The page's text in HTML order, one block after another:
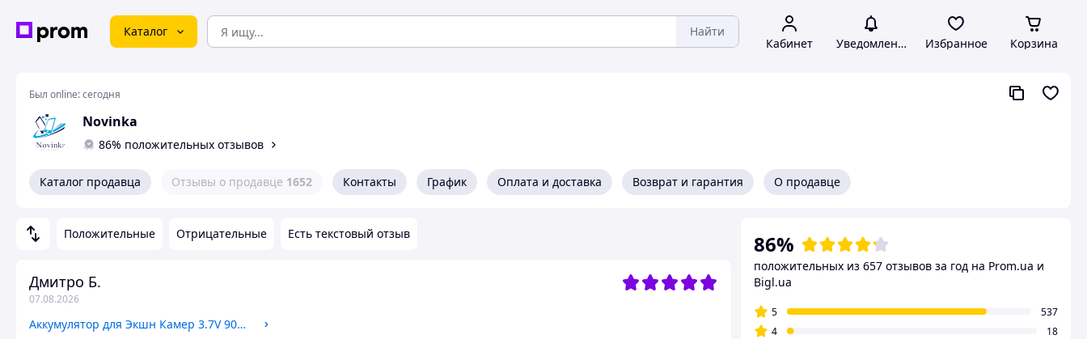
Каталог Найти
Кабинет Уведомления Избранное Корзина
Был online:сегодня
Novinka
86% положительных отзывов
Каталог продавца Отзывы о продавце 1652 Контакты График Оплата и доставка Возврат и гарантия О продавце
Положительные Отрицательные Есть текстовый отзыв
Дмитро Б.
07.08.2026
Аккумулятор для Экшн Камер 3.7V 900 mAh
86%
положительных из 657 отзывов за год на Prom.ua и
Bigl.ua
5
537
4
18